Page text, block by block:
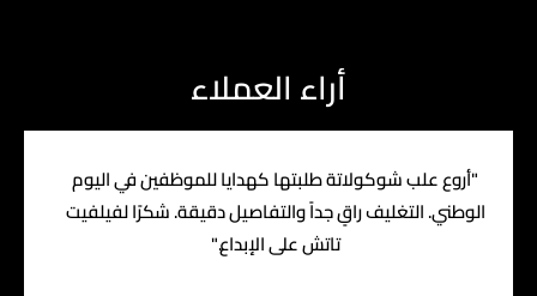
أراء العملاء
"أروع علب شوكولاتة طلبتها كهدايا للموظفين في اليوم
الوطني. التغليف راقٍ جداً والتفاصيل دقيقة. شكرًا لفيلفيت
تاتش على الإبداع."